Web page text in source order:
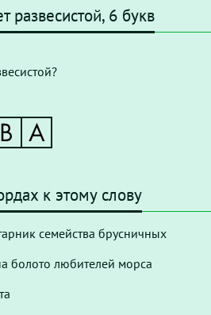
развесистой, 6 букв
к этому слову
семейства брусничных
болото любителей морса